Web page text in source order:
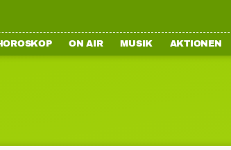
ON AIR MUSIK AKTIONEN